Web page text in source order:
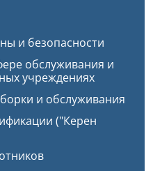
и безопасности
обслуживания и
учреждениях
и обслуживания
("Керен